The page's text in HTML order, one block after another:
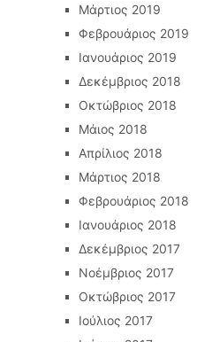
Μάρτιος 2019
Φεβρουάριος 2019
Ιανουάριος 2019
Δεκέμβριος 2018
Οκτώβριος 2018
Μάιος 2018
Απρίλιος 2018
Μάρτιος 2018
Φεβρουάριος 2018
Ιανουάριος 2018
Δεκέμβριος 2017
Νοέμβριος 2017
Οκτώβριος 2017
Ιούλιος 2017